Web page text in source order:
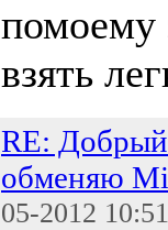
помоему
взять
RE:
обменяю
05-2012 10:51